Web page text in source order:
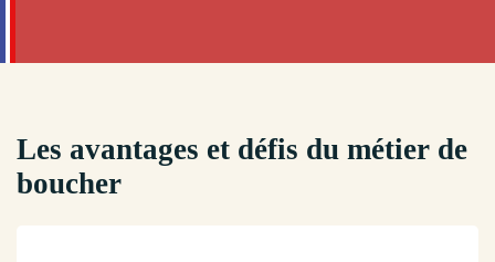
Les avantages et défis du métier de
boucher